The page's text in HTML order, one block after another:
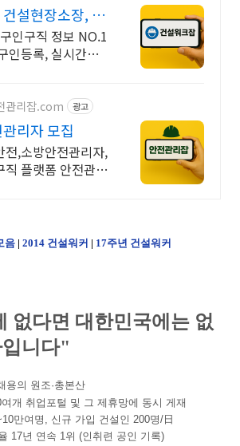
설현장소장, 경
, 노가다
인구직 정보 NO.1
인등록, 실시간채
리잡.com 광고
건설현장 안전관리자 모집
전,소방안전관리자,
직 플랫폼 안전관리
음 | 2014 건설워커 | 17주년 건설워커
없다면 대한민국에는 없
니다"
용의 원조·총본산
개 취업포털 및 그 제휴망에 동시 게재
만여명, 신규 가입 건설인 200명/日
17년 연속 1위 (인취련 공인 기록)